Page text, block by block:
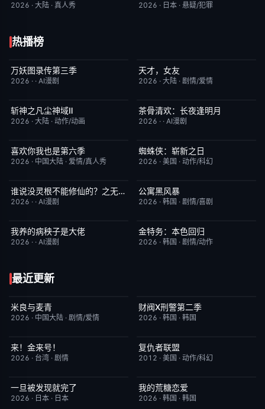
2026 · 大陆 · 真人秀 2026 · 日本 · 悬疑/犯罪
热播榜
完结
万妖图录传第三季
2026 · · AI漫剧
更新至第16集
天才，女友
2026 · 大陆 · 剧情/爱情
更新至第09集
斩神之凡尘神域Ⅱ
2026 · 大陆 · 动作/动画
完结
茶骨清欢：长夜逢明月
2026 · · AI漫剧
今日更新
喜欢你我也是第六季
2026 · 中国大陆 · 爱情/真人秀
TC中字
蜘蛛侠：崭新之日
2026 · 美国 · 动作/科幻
完结 5.0谁说没灵根不能修仙的？之无灵证道第五季
2026 · · AI漫剧
更新至第08集
公寓黑风暴
2026 · 韩国 · 剧情/喜剧
完结
我养的病秧子是大佬
2026 · · AI漫剧
已完结
金特务：本色回归
2026 · 韩国 · 剧情/动作
最近更新
更新至第15集
米良与麦青
2026 · 中国大陆 · 剧情/爱情
更新至第01集
财阀X刑警第二季
2026 · 韩国 · 韩国
更新至第02集
来！金来号！
2026 · 台湾 · 剧情
完结
复仇者联盟
2012 · 美国 · 动作/科幻
更新至第01集
一旦被发现就完了
2026 · 日本 · 日本
已完结
我的荒糖恋爱
2026 · 韩国 · 韩国